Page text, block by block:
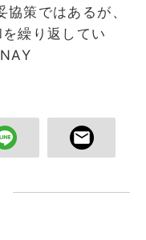
策ではあるが、
繰り返してい